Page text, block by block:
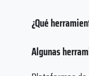
¿Qué
Algunas